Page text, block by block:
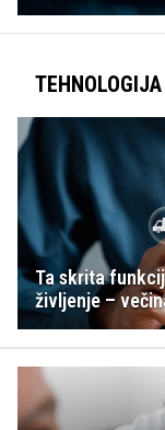
TEHNOLOGIJA
Ta skrita
življenje –